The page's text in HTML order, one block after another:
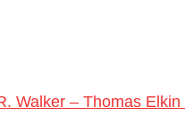
Walker – Thomas Elkin